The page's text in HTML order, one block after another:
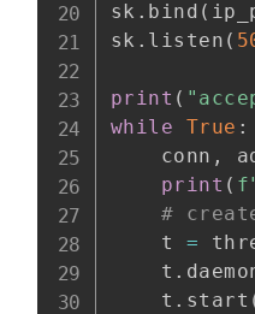
sk . bind (
sk . listen (
print (
while
True :
    conn
,
print (
#
    t
=
    t
.
    t
. start